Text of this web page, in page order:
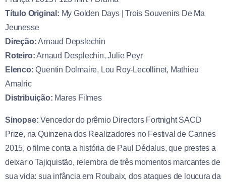
Título Original: My Golden Days | Trois Souvenirs De Ma
Jeunesse
Direção:Arnaud Depslechin
Roteiro:Arnaud Desplechin, Julie Peyr
Elenco: Quentin Dolmaire, Lou Roy-Lecollinet, Mathieu
Amalric
Distribuição: Mares Filmes
Sinopse: Vencedor do prêmio Directors Fortnight SACD
Prize, na Quinzena dos Realizadores no Festival de Cannes
2015, o filme conta a história de Paul Dédalus, que prestes a
deixar o Tajiquistão, relembra de três momentos marcantes de
sua vida: sua infância em Roubaix, dos ataques de loucura da